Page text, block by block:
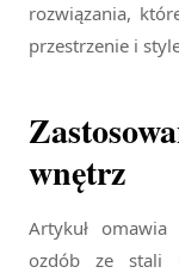
rozwiązania,
przestrzenie i
wnętrz
Artykuł omawia
ozdób ze stali